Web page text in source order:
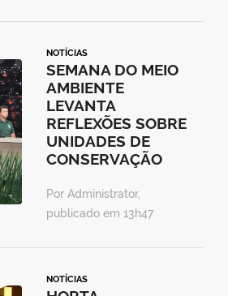
NOTÍCIAS
SEMANA DO MEIO
AMBIENTE
LEVANTA
REFLEXÕES SOBRE
UNIDADES DE
CONSERVAÇÃO
Por Administrator,
publicado em 13h47
NOTÍCIAS